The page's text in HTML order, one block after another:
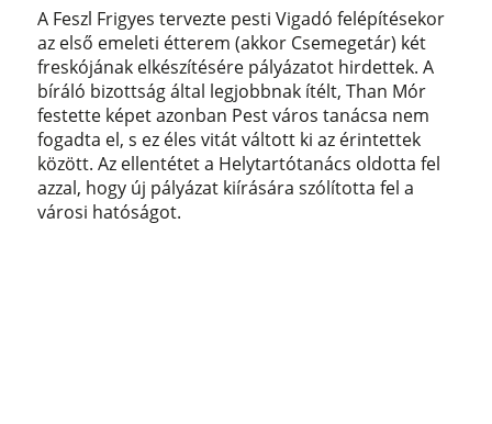
A Feszl Frigyes tervezte pesti Vigadó felépítésekor
az első emeleti étterem (akkor Csemegetár) két
freskójának elkészítésére pályázatot hirdettek. A
bíráló bizottság által legjobbnak ítélt, Than Mór
festette képet azonban Pest város tanácsa nem
fogadta el, s ez éles vitát váltott ki az érintettek
között. Az ellentétet a Helytartótanács oldotta fel
azzal, hogy új pályázat kiírására szólította fel a
városi hatóságot.